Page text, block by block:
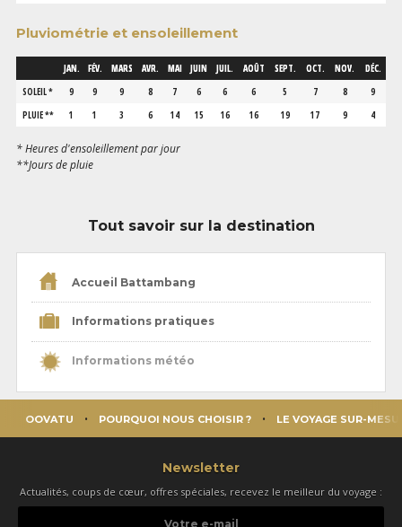
Pluviométrie et ensoleillement
JAN. FÉV. MARS AVR. MAI JUIN JUIL. AOÛT SEPT. OCT. NOV.
DÉC.
SOLEIL *
9 9 9 8 7 6 6 6 5 7 8
9
PLUIE **
1 1 3 6 14 15 16 16 19 17 9 4
* Heures d'ensoleillement par jour
**Jours de pluie
Tout savoir sur la destination
Accueil Battambang
Informations pratiques
Informations météo
OOVATU POURQUOI NOUS CHOISIR ? LE VOYAGE SUR-
Newsletter
Actualités, coups de cœur, offres spéciales, recevez le meilleur du voyage :